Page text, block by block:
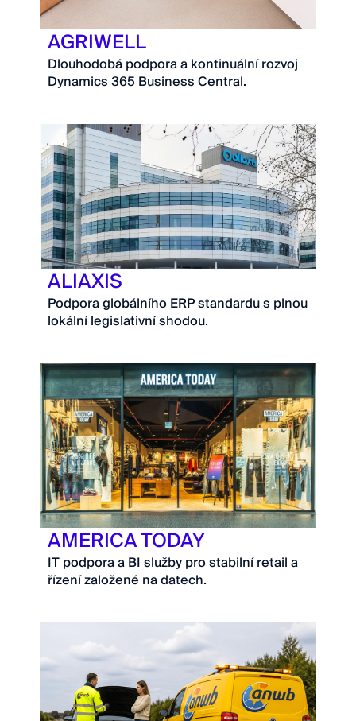
AGRIWELL
Dlouhodobá podpora a kontinuální rozvoj
Dynamics 365 Business Central.
ALIAXIS
Podpora globálního ERP standardu s plnou
lokální legislativní shodou.
AMERICA TODAY
IT podpora a BI služby pro stabilní retail a
řízení založené na datech.